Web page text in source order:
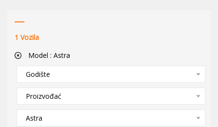
1 Vozila
Model : Astra
Godište
Proizvođać
Astra